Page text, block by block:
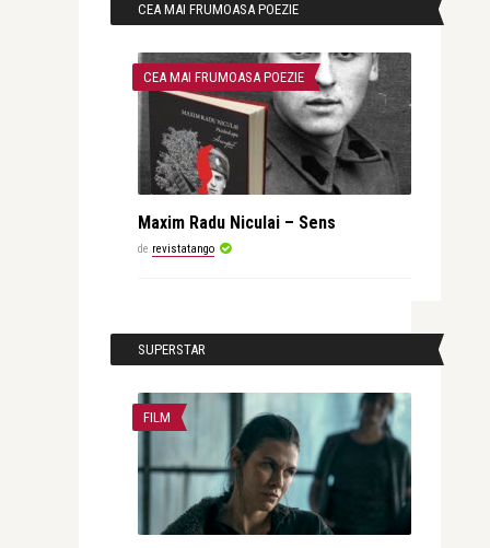
CEA MAI FRUMOASA POEZIE
CEA MAI FRUMOASA POEZIE
Maxim Radu Niculai – Sens
de revistatango
SUPERSTAR
FILM